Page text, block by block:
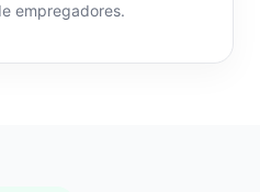
empregadores.